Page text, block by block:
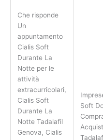
Che risponde
Un
appuntamento
Cialis Soft
Durante La
Notte per le
attività
extracurricolari,
Cialis Soft
Durante La
Notte Tadalafil
Genova, Cialis
Soft